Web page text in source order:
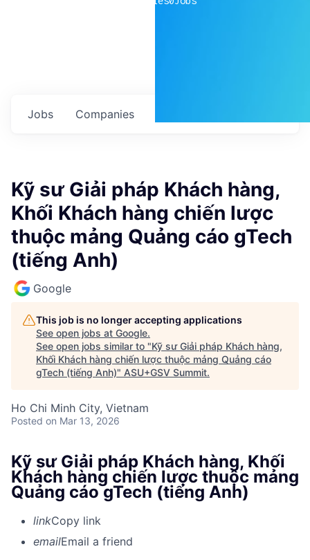
Jobs Companies
Kỹ sư Giải pháp Khách hàng,
Khối Khách hàng chiến lược
thuộc mảng Quảng cáo gTech
(tiếng Anh)
Google
This job is no longer accepting applications
See open jobs at Google.
See open jobs similar to "Kỹ sư Giải pháp Khách hàng,
Khối Khách hàng chiến lược thuộc mảng Quảng cáo
gTech (tiếng Anh)" ASU+GSV Summit.
Ho Chi Minh City, Vietnam
Posted on Mar 13, 2026
Kỹ sư Giải pháp Khách hàng, Khối
Khách hàng chiến lược thuộc mảng
Quảng cáo gTech (tiếng Anh)
linkCopy link
emailEmail a friend